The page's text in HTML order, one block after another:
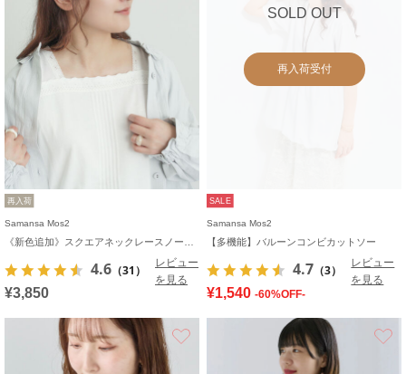
再入荷
Samansa Mos2
4.6 （31）
レビュー
を見る
¥3,850
SOLD OUT
再入荷受付
SALE
Samansa Mos2
【多機能】バルーンコンビカットソー
4.7 （3）
レビュー
を見る
¥1,540 -60%OFF-